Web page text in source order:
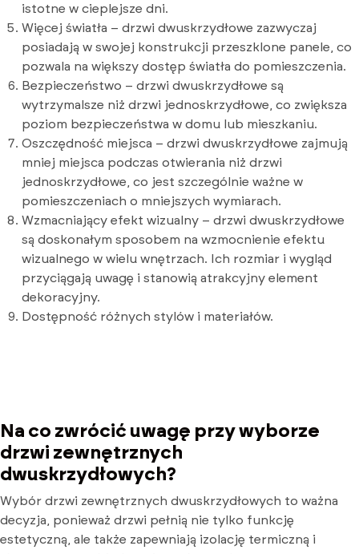
istotne w cieplejsze dni.
Więcej światła – drzwi dwuskrzydłowe zazwyczaj
posiadają w swojej konstrukcji przeszklone panele, co
pozwala na większy dostęp światła do pomieszczenia.
Bezpieczeństwo – drzwi dwuskrzydłowe są
wytrzymalsze niż drzwi jednoskrzydłowe, co zwiększa
poziom bezpieczeństwa w domu lub mieszkaniu.
Oszczędność miejsca – drzwi dwuskrzydłowe zajmują
mniej miejsca podczas otwierania niż drzwi
jednoskrzydłowe, co jest szczególnie ważne w
pomieszczeniach o mniejszych wymiarach.
Wzmacniający efekt wizualny – drzwi dwuskrzydłowe
są doskonałym sposobem na wzmocnienie efektu
wizualnego w wielu wnętrzach. Ich rozmiar i wygląd
przyciągają uwagę i stanowią atrakcyjny element
dekoracyjny.
Dostępność różnych stylów i materiałów.
Na co zwrócić uwagę przy wyborze
drzwi zewnętrznych
dwuskrzydłowych?
Wybór drzwi zewnętrznych dwuskrzydłowych to ważna
decyzja, ponieważ drzwi pełnią nie tylko funkcję
estetyczną, ale także zapewniają izolację termiczną i